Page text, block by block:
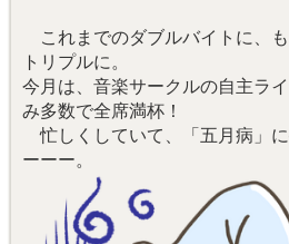
これまでのダブルバイトに、
トリプルに。
今月は、音楽サークルの自主ラ
み多数で全席満杯！
忙しくしていて、「五月病」
ーーー。